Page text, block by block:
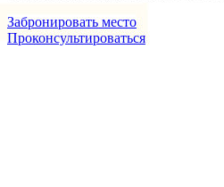
Забронировать место
Проконсультироваться